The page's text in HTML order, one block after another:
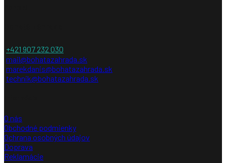
+421 907 232 030
mail@bohatazahrada.sk
marekdanis@bohatazahrada.sk
technik@bohatazahrada.sk
O nás
Obchodné podmienky
Ochrana osobných údajov
Doprava
Reklamácie